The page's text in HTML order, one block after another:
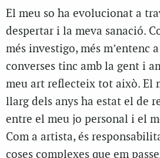
El meu so ha evolucionat a
despertar i la meva sanació.
més investigo, més m’entenc
converses tinc amb la gent i
meu art reflecteix tot això. El
llarg dels anys ha estat el de
entre el meu jo personal i el
Com a artista, és
coses complexes que em